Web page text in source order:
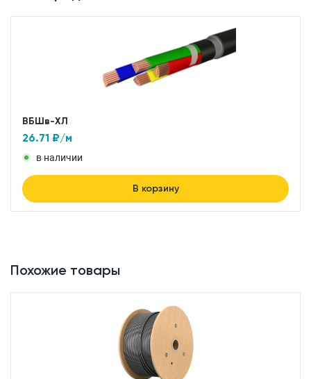
ВБШв-ХЛ
26.71 ₽/м
в наличии
В корзину
Похожие товары